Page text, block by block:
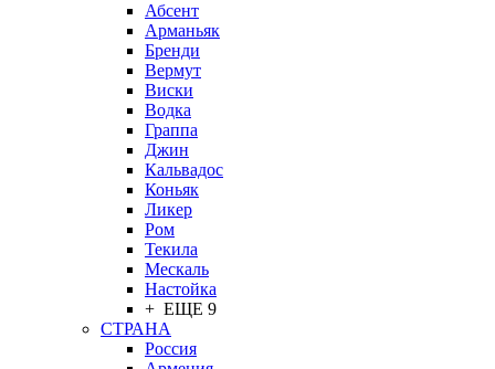
Абсент
Арманьяк
Бренди
Вермут
Виски
Водка
Граппа
Джин
Кальвадос
Коньяк
Ликер
Ром
Текила
Мескаль
Настойка
+ ЕЩЕ 9
СТРАНА
Россия